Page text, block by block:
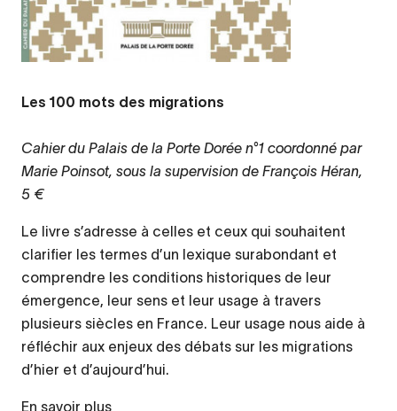
Les 100 mots des migrations
Cahier du Palais de la Porte Dorée n°1 coordonné par
Marie Poinsot, sous la supervision de François Héran,
5 €
Le livre s’adresse à celles et ceux qui souhaitent
clarifier les termes d’un lexique surabondant et
comprendre les conditions historiques de leur
émergence, leur sens et leur usage à travers
plusieurs siècles en France. Leur usage nous aide à
réfléchir aux enjeux des débats sur les migrations
d’hier et d’aujourd’hui.
En savoir plus